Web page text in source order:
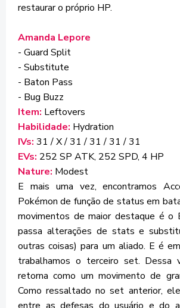
restaurar o próprio HP.
Amanda Lepore
- Guard Split
- Substitute
- Baton Pass
- Bug Buzz
Item: Leftovers
Habilidade: Hydration
IVs: 31 / X / 31 / 31 / 31 / 31
EVs: 252 SP ATK, 252 SPD, 4 HP
Nature: Modest
E mais uma vez, encontramos
Pokémon de função de status em
movimentos de maior destaque é o
passa alterações de stats e
outras coisas) para um aliado. E é
trabalhamos o terceiro set. Dessa
retorna como um movimento de
Como ressaltado no set anterior,
entre as defesas do usuário e do